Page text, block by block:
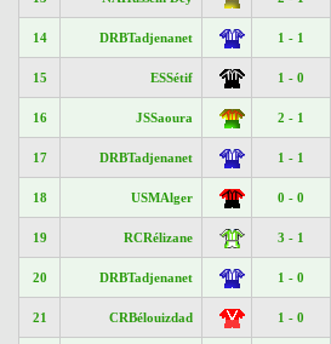
14 DRBTadjenanet 1 - 1
15 ESSétif 1 - 0
16 JSSaoura 2 - 1
17 DRBTadjenanet 1 - 1
18 USMAlger 0 - 0
19 RCRélizane 3 - 1
20 DRBTadjenanet 1 - 0
21 CRBélouizdad 1 - 0